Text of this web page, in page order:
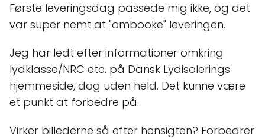
Første leveringsdag passede mig ikke, og det
var super nemt at "ombooke" leveringen.
Jeg har ledt efter informationer omkring
lydklasse/NRC etc. på Dansk Lydisolerings
hjemmeside, dog uden held. Det kunne være
et punkt at forbedre på.
Virker billederne så efter hensigten? Forbedrer